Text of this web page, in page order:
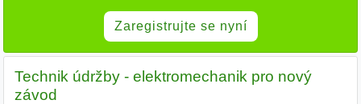
Zaregistrujte se nyní
Technik údržby - elektromechanik pro nový
závod